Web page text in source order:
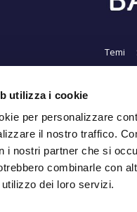
utilizza i cookie
per personalizzare
il nostro traffico.
i nostri partner che si
combinarle con
dei loro servizi.
Temi
Chi siamo